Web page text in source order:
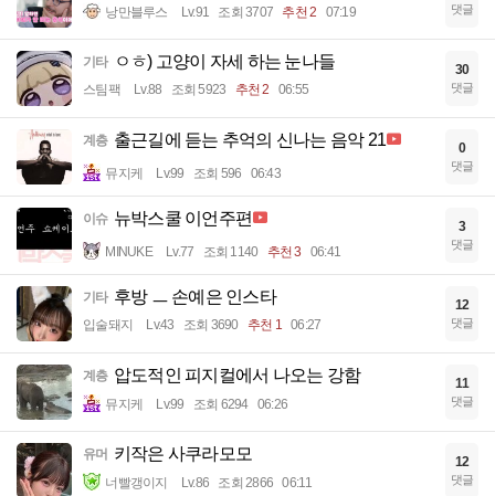
낭만블루스 Lv.91 조회 3707 추천 2 07:19 댓글
기타 ㅇㅎ) 고양이 자세 하는 눈나들
스팀팩 Lv.88 조회 5923 추천 2 06:55
30
댓글
계층 출근길에 듣는 추억의 신나는 음악 21
뮤지케 Lv.99 조회 596 06:43
0
댓글
이슈 뉴박스쿨 이언주편
MINUKE Lv.77 조회 1140 추천 3 06:41
3
댓글
기타 후방 ㅡ 손예은 인스타
입술돼지 Lv.43 조회 3690 추천 1 06:27
12
댓글
계층 압도적인 피지컬에서 나오는 강함
뮤지케 Lv.99 조회 6294 06:26
11
댓글
유머 키작은 사쿠라모모
너빨갱이지 Lv.86 조회 2866 06:11
12
댓글